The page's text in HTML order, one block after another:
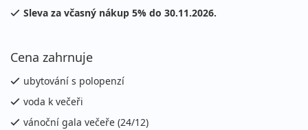
13.12. - 20.12.2026
polopenze
20.12. - 26.12.2026
neděle - sobota
Sleva za včasný nákup 5% do 30.11.2026.
Cena zahrnuje
ubytování s polopenzí
voda k večeři
vánoční gala večeře (24/12)